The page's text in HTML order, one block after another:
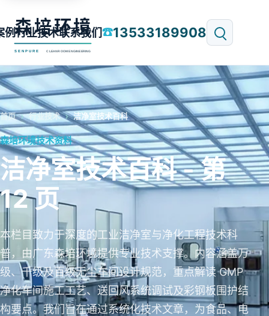
例行业技术联系我们☎13533189908
首页 行业技术 洁净室技术百科
森培环境技术资料
洁净室技术百科 - 第
12 页
本栏目致力于深度的工业洁净室与净化工程技术科
普，由广东森培环境提供专业技术支撑。内容涵盖万
级、千级及百级无尘车间设计规范，重点解读 GMP
净化车间施工工艺、送回风系统调试及彩钢板围护结
构要点。我们旨在通过系统化技术文章，为食品、电